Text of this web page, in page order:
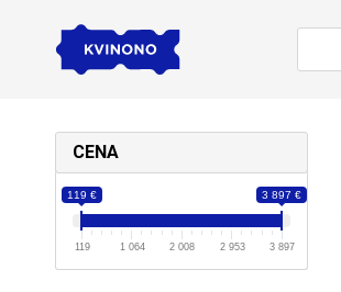
CENA
119 € 3 897 €
119 1 064 2 008 2 953 3 897